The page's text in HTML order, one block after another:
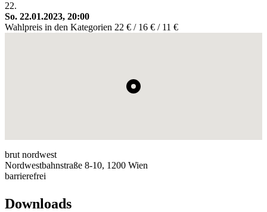
22.
So. 22.01.2023, 20:00
Wahlpreis in den Kategorien 22 € / 16 € / 11 €
brut nordwest
Nordwestbahnstraße 8-10, 1200 Wien
barrierefrei
Downloads